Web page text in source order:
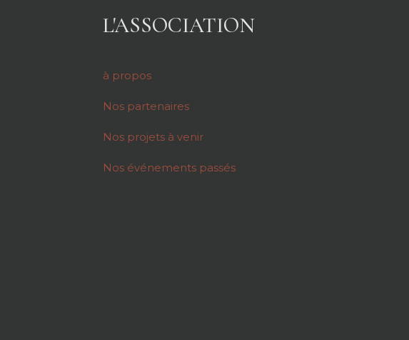
L'ASSOCIATION
à propos
Nos partenaires
Nos projets à venir
Nos événements passés